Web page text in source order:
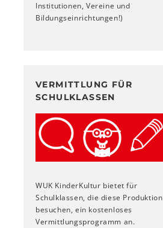
Institutionen, Vereine und
Bildungseinrichtungen!)
VERMITTLUNG FÜR
SCHULKLASSEN
WUK KinderKultur bietet für
Schulklassen, die diese Produktion
besuchen, ein kostenloses
Vermittlungsprogramm an.